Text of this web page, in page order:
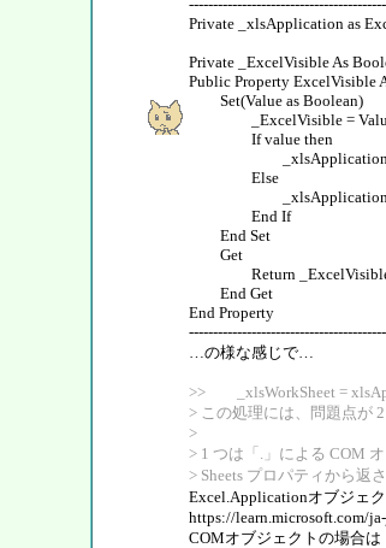
Private _xlsApplication as
Private _ExcelVisible As
Public Property ExcelVisible
Set(Value as Boolean)
_ExcelVisible =
If value then
Else
End If
End Set
Get
Return
End Get
End Property
…の様な感じで…
>> _xlsWorkSheet =
> この処理には、問題点が 2
>
> 1 つは「.」による COM
> Sheets プロパティから返
Excel.Applicationオブジェ
https://learn.microsoft.com/
COMオブジェクトの場合